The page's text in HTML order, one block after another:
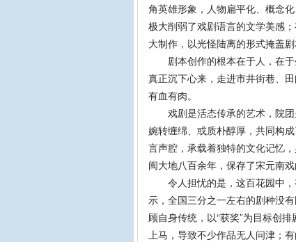
角英雄形象，人物扁平化、概念
极大削弱了戏剧语言的文学美感
大制作，以光怪陆离的形式掩盖剧
剧本创作的根本在于人，在于
真正沉下心来，走进市井街巷、
有血有肉。
戏剧是活态传承的艺术，院团
婉转缠绵、或质朴醇厚，共同构
言声腔，承载着独特的文化记忆
闽大地八百余年，保存了宋元南
令人担忧的是，这百花园中，
示，全国三分之一左右的剧种没
顾自身传统，以“获奖”为目标创
上马，导致不少作品无人问津；